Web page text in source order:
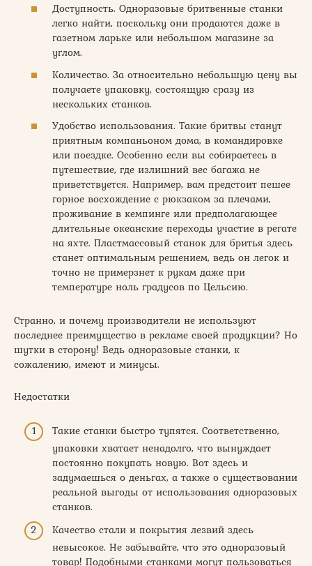
Доступность. Одноразовые бритвенные станки
легко найти, поскольку они продаются даже в
газетном ларьке или небольшом магазине за
углом.
Количество. За относительно небольшую цену вы
получаете упаковку, состоящую сразу из
нескольких станков.
Удобство использования. Такие бритвы станут
приятным компаньоном дома, в командировке
или поездке. Особенно если вы собираетесь в
путешествие, где излишний вес багажа не
приветствуется. Например, вам предстоит пешее
горное восхождение с рюкзаком за плечами,
проживание в кемпинге или предполагающее
длительные океанские переходы участие в регате
на яхте. Пластмассовый станок для бритья здесь
станет оптимальным решением, ведь он легок и
точно не примерзнет к рукам даже при
температуре ноль градусов по Цельсию.
Странно, и почему производители не используют
последнее преимущество в рекламе своей продукции? Но
шутки в сторону! Ведь одноразовые станки, к
сожалению, имеют и минусы.
Недостатки
Такие станки быстро тупятся. Соответственно,
упаковки хватает ненадолго, что вынуждает
постоянно покупать новую. Вот здесь и
задумаешься о деньгах, а также о существовании
реальной выгоды от использования одноразовых
станков.
Качество стали и покрытия лезвий здесь
невысокое. Не забывайте, что это одноразовый
товар! Подобными станками могут пользоваться